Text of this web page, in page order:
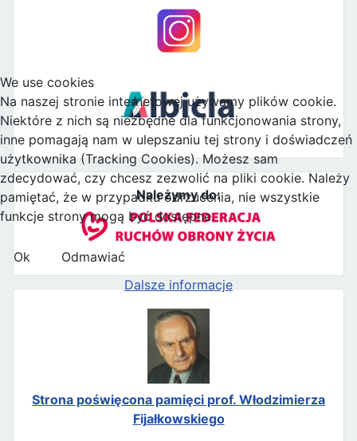
Należymy do:
Strona poświęcona pamięci prof. Włodzimierza
Fijałkowskiego
We use cookies
Na naszej stronie internetowej używamy plików cookie.
Niektóre z nich są niezbędne dla funkcjonowania strony,
inne pomagają nam w ulepszaniu tej strony i doświadczeń
użytkownika (Tracking Cookies). Możesz sam
zdecydować, czy chcesz zezwolić na pliki cookie. Należy
pamiętać, że w przypadku odrzucenia, nie wszystkie
funkcje strony mogą być dostępne.
Ok
Odmawiać
Dalsze informacje